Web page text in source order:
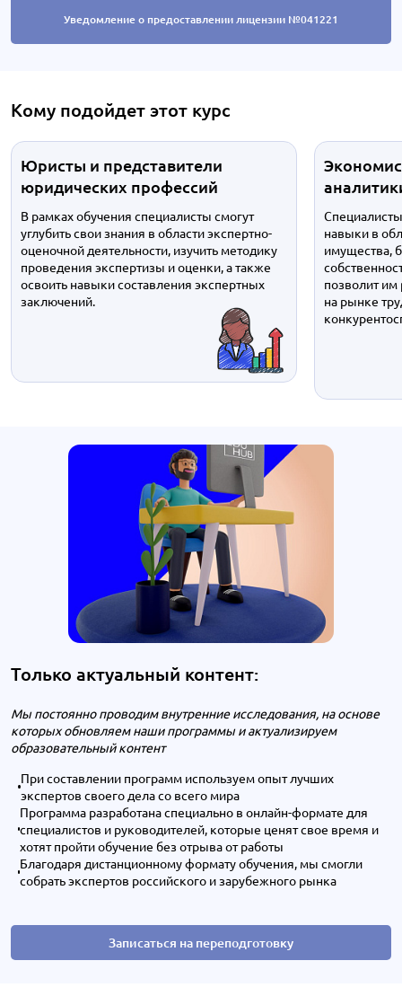
Уведомление о предоставлении лицензии №041221
Кому подойдет этот курс
Юристы и представители
юридических профессий
В рамках обучения специалисты смогут
углубить свои знания в области экспертно-
оценочной деятельности, изучить методику
проведения экспертизы и оценки, а также
освоить навыки составления экспертных
заключений.
навыки в
имущества,
позволит
на рынке
Только актуальный контент:
Мы постоянно проводим внутренние исследования, на основе
которых обновляем наши программы и актуализируем
образовательный контент
При составлении программ используем опыт лучших
экспертов своего дела со всего мира
Программа разработана специально в онлайн-формате для
специалистов и руководителей, которые ценят свое время и
хотят пройти обучение без отрыва от работы
Благодаря дистанционному формату обучения, мы смогли
собрать экспертов российского и зарубежного рынка
Записаться на переподготовку